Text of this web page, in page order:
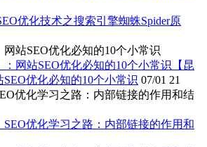
优化技术之搜索引擎蜘蛛Spider原
网站SEO优化必知的10个小常识
【昆
SEO优化必知的10个小常识 07/01 21
优化学习之路：内部链接的作用和结